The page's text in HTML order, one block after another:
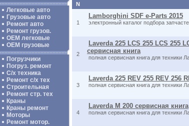
Легковые авто
Грузовые авто
Ремонт авто
Ремонт грузов.
ОЕМ легковые
OEM грузовые
Погрузчики
Погруз. ремонт
С/х техника
Ремонт с/х тех
Строительная
Ремонт стр. тех
Краны
Краны ремонт
Моторы
Ремонт мотор.
N
1
Lamborghini SDF e-Parts 2015
электронный каталог подбора
2
Laverda 225 LCS 255 LCS 255
сервисная книга
полная сервисная книга для техники
3
Laverda 225 REV 255 REV 256
полная сервисная книга для техники
4
Laverda M 200 сервисная книга
полная сервисная книга для техники